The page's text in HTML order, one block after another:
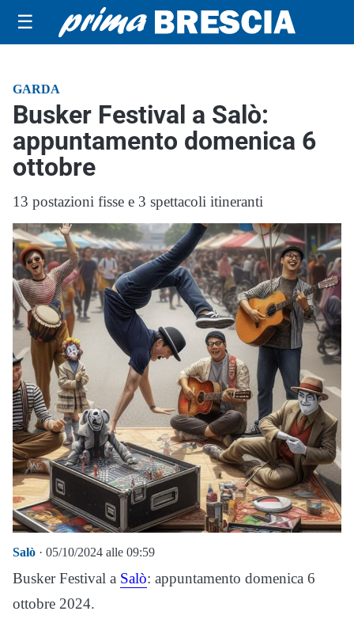
☰
GARDA
Busker Festival a Salò:
appuntamento domenica 6
ottobre
13 postazioni fisse e 3 spettacoli itineranti
Salò · 05/10/2024 alle 09:59
Busker Festival a Salò: appuntamento domenica 6
ottobre 2024.